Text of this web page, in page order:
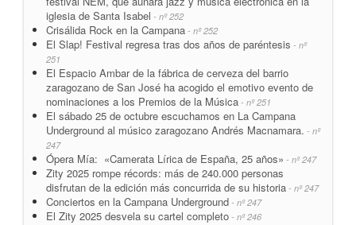
iglesia de Santa Isabel - nº 252
Crisálida Rock en la Campana - nº 252
El Slap! Festival regresa tras dos años de paréntesis - nº
251
El Espacio Ambar de la fábrica de cerveza del barrio
zaragozano de San José ha acogido el emotivo evento de
nominaciones a los Premios de la Música - nº 251
El sábado 25 de octubre escuchamos en La Campana
Underground al músico zaragozano Andrés Macnamara. - nº
247
Ópera Mía: «Camerata Lírica de España, 25 años» - nº 247
Zity 2025 rompe récords: más de 240.000 personas
disfrutan de la edición más concurrida de su historia - nº 247
Conciertos en la Campana Underground - nº 247
El Zity 2025 desvela su cartel completo - nº 246